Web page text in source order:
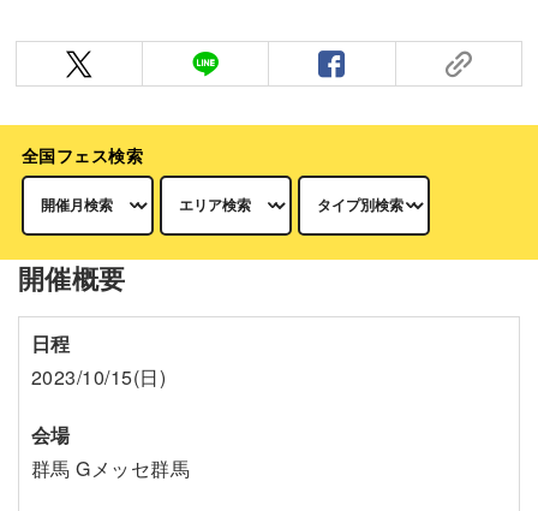
全国フェス検索
開催概要
日程
2023/10/15(日)
会場
群馬 Gメッセ群馬